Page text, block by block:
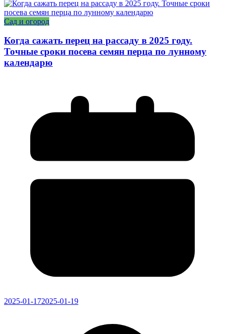
Сад и огород
Когда сажать перец на рассаду в 2025 году.
Точные сроки посева семян перца по лунному
календарю
2025-01-172025-01-19